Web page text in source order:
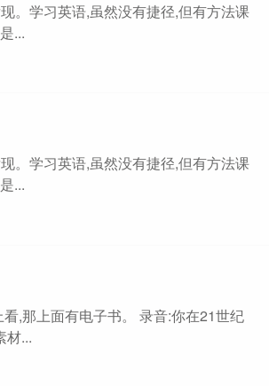
。学习英语,虽然没有捷径,但有方法课
...
。学习英语,虽然没有捷径,但有方法课
...
,那上面有电子书。 录音:你在21世纪
材...